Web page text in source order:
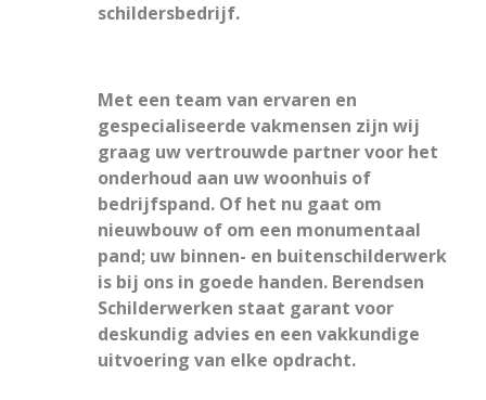
schildersbedrijf.
Met een team van ervaren en
gespecialiseerde vakmensen zijn wij
graag uw vertrouwde partner voor het
onderhoud aan uw woonhuis of
bedrijfspand. Of het nu gaat om
nieuwbouw of om een monumentaal
pand; uw binnen- en buitenschilderwerk
is bij ons in goede handen. Berendsen
Schilderwerken staat garant voor
deskundig advies en een vakkundige
uitvoering van elke opdracht.